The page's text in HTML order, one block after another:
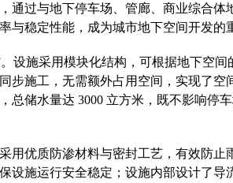
过与地下停车场、管廊、商业综合体
稳定性能，成为城市地下空间开发的
设施采用模块化结构，可根据地下空
步施工，无需额外占用空间，实现了
储水量达 3000 立方米，既不影响
优质防渗材料与密封工艺，有效防
设施运行安全稳定；设施内部设计了